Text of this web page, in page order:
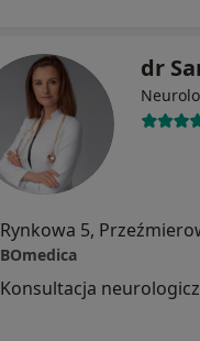
dr
Rynkowa 5,
BOmedica
Konsultacja